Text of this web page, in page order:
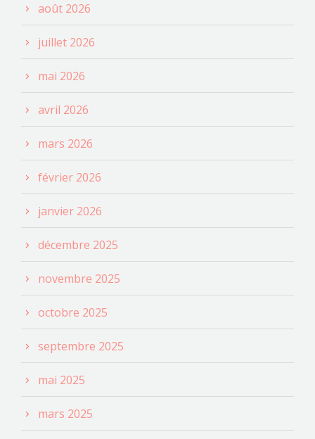
août 2026
juillet 2026
mai 2026
avril 2026
mars 2026
février 2026
janvier 2026
décembre 2025
novembre 2025
octobre 2025
septembre 2025
mai 2025
mars 2025